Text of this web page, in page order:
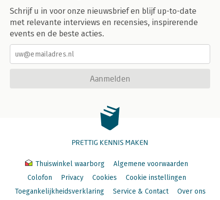
Schrijf u in voor onze nieuwsbrief en blijf up-to-date
met relevante interviews en recensies, inspirerende
events en de beste acties.
Aanmelden
PRETTIG KENNIS MAKEN
Thuiswinkel waarborg
Algemene voorwaarden
Colofon
Privacy Cookies
Cookie instellingen
Toegankelijkheidsverklaring
Service & Contact Over ons